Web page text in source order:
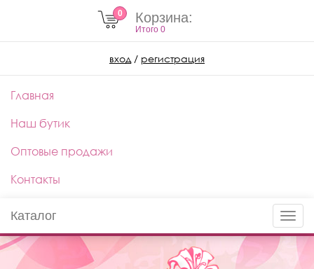
0 Корзина:
Итого 0
вход / регистрация
Главная
Наш бутик
Оптовые продажи
Контакты
Toggle
Каталог